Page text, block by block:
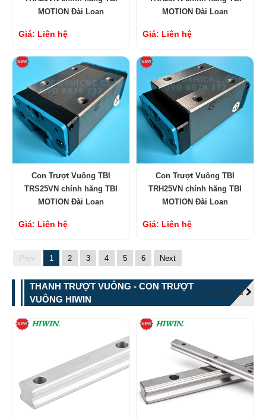
MOTION Đài Loan
Giá: Liên hệ
MOTION Đài Loan
Giá: Liên hệ
Con Trượt Vuông TBI
TRS25VN chính hãng TBI
MOTION Đài Loan
Giá: Liên hệ
Con Trượt Vuông TBI
TRH25VN chính hãng TBI
MOTION Đài Loan
Giá: Liên hệ
Prev 1 2 3 4 5 6 Next
THANH TRƯỢT VUÔNG - CON TRƯỢT
VUÔNG HIWIN
Xem tất cả